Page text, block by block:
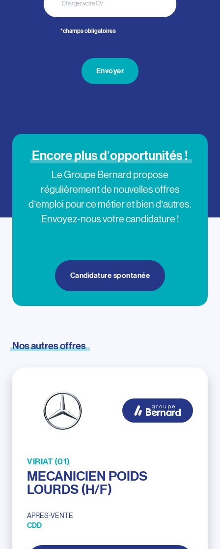
Chargez votre CV
*champs obligatoires
Envoyer
Encore plus d’opportunités !
Le Groupe Bernard propose
régulièrement de nouvelles offres
d’emploi pour ce métier et bien d’autres.
Envoyez-nous votre candidature !
Candidature spontanée
Nosautresoffres
VIRIAT (01)
MECANICIEN POIDS
LOURDS (H/F)
APRES-VENTE
CDD